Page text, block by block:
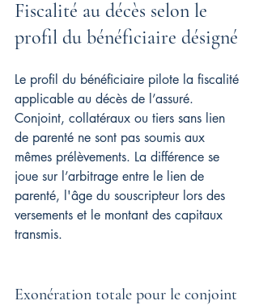
Fiscalité au décès selon le
profil du bénéficiaire désigné
Le profil du bénéficiaire pilote la fiscalité
applicable au décès de l’assuré.
Conjoint, collatéraux ou tiers sans lien
de parenté ne sont pas soumis aux
mêmes prélèvements. La différence se
joue sur l’arbitrage entre le lien de
parenté, l'âge du souscripteur lors des
versements et le montant des capitaux
transmis.
Exonération totale pour le conjoint